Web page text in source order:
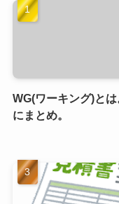
WG(ワーキング)と
にまとめ。